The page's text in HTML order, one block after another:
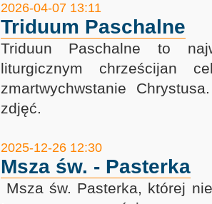
2026-04-07 13:11
Triduum Paschalne
Triduun Paschalne to
liturgicznym chrześcijan
zmartwychwstanie
zdjęć.
2025-12-26 12:30
Msza św. - Pasterka
Msza św. Pasterka, której